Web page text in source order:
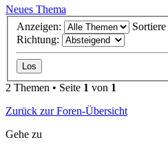
Neues Thema
Anzeigen:
Richtung:
2 Themen • Seite 1 von 1
Zurück zur Foren-Übersicht
Gehe zu